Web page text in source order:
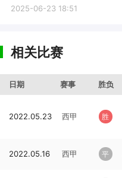
2025-06-23 18:51
相关比赛
日期 赛事 胜负
2022.05.23 西甲 胜
2022.05.16 西甲 平